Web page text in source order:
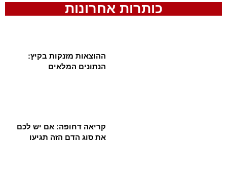
כותרות אחרונות
ההוצאות מזנקות בקיץ:
הנתונים המלאים
קריאה דחופה: אם יש לכם
את סוג הדם הזה תגיעו